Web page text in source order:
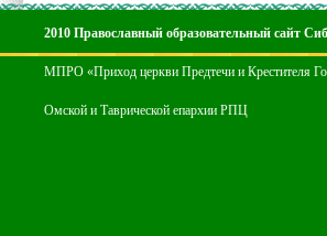
2010 Православный образовательный сайт
МПРО «Приход церкви Предтечи и Крестителя
Омской и Таврической епархии РПЦ